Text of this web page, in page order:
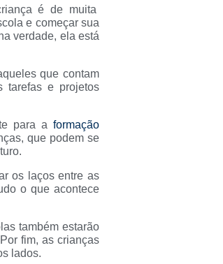
é de muita
e começar sua
verdade, ela está
que contam
tarefas e projetos
para a formação
que podem se
os laços entre as
o que acontece
também estarão
fim, as crianças
lados.